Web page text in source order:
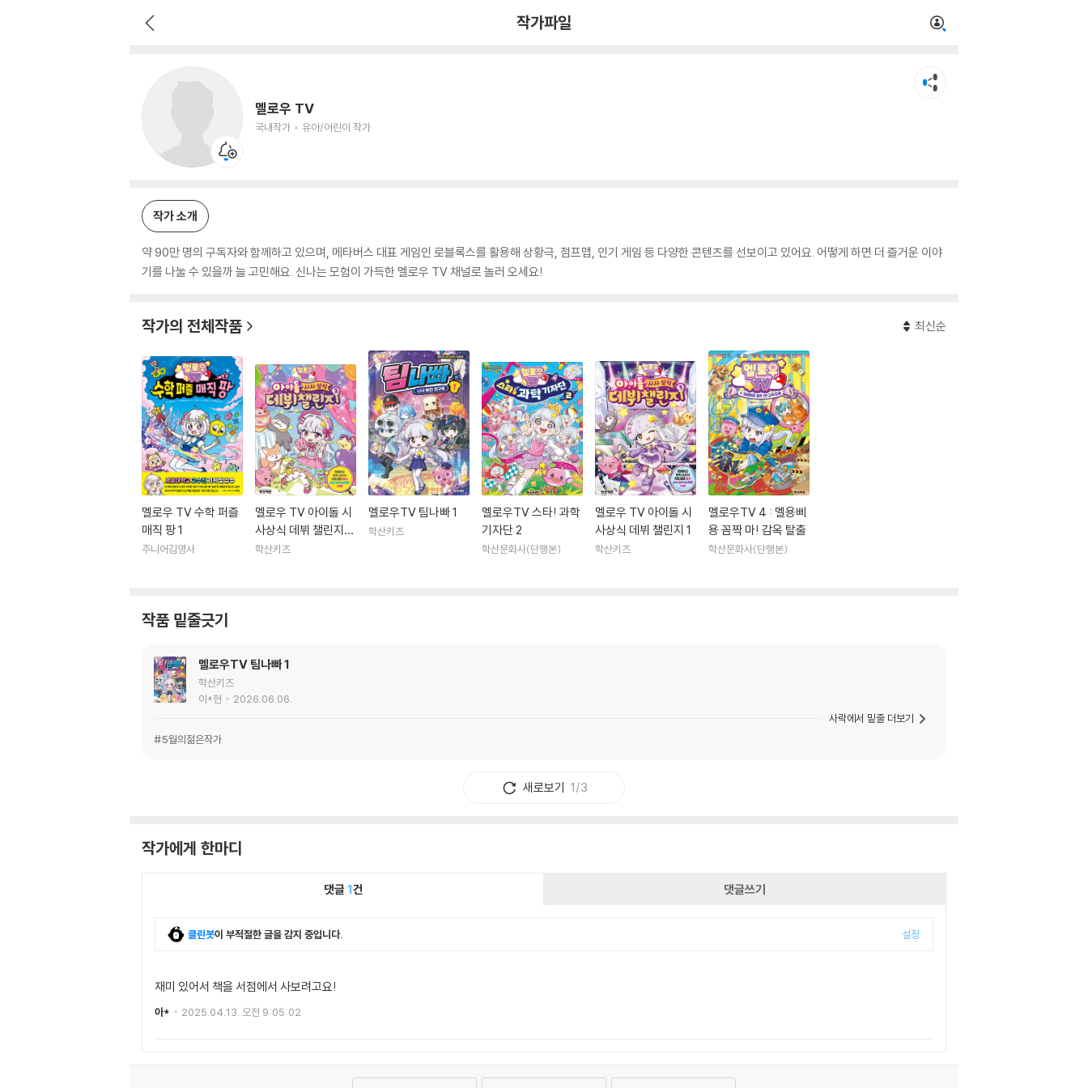
작가파일
멜로우 TV
국내작가 유아/어린이 작가
작가 소개
약 90만 명의 구독자와 함께하고 있으며, 메타버스 대표 게임인 로블록스를 활용해 상황극, 점프맵, 인기 게임 등 다양한 콘텐츠를 선보이고 있어요. 어떻게 하면 더 즐거운 이야
기를 나눌 수 있을까 늘 고민해요. 신나는 모험이 가득한 멜로우 TV 채널로 놀러 오세요!
작가의 전체작품 최신순
멜로우 TV 수학 퍼즐
매직 팡 1
주니어김영사
멜로우 TV 아이돌 시
사상식 데뷔 챌린지
２
학산키즈
멜로우TV 팀나빠 1
학산키즈
멜로우TV 스타! 과학
기자단 2
학산문화사(단행본)
멜로우 TV 아이돌 시
사상식 데뷔 챌린지 1
학산키즈
멜로우TV 4 : 멜용삐
용 꼼짝 마! 감옥 탈출
학산문화사(단행본)
작품 밑줄긋기
멜로우TV 팀나빠 1
학산키즈
이*현
2026.06.06.
#5월의젊은작가
사락에서 밑줄 더보기
새로보기 1/3
작가에게 한마디
댓글1건 댓글쓰기
클린봇이 부적절한 글을 감지 중입니다. 설정
재미 있어서 책을 서점에서 사보려고요!
아* 2025.04.13. 오전 9:05:02